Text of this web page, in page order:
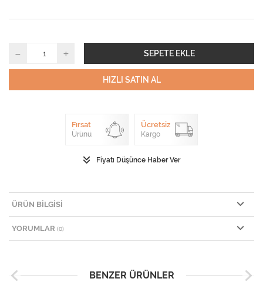
SEPETE EKLE
HIZLI SATIN AL
Fırsat
Ürünü
Ücretsiz
Kargo
Fiyatı Düşünce Haber Ver
ÜRÜN BILGISI
YORUMLAR (0)
BENZER ÜRÜNLER